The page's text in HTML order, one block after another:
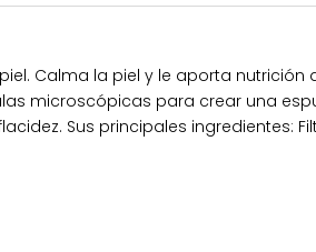
Calma la piel y le aporta nutrición
microscópicas para crear una
Sus principales ingredientes: